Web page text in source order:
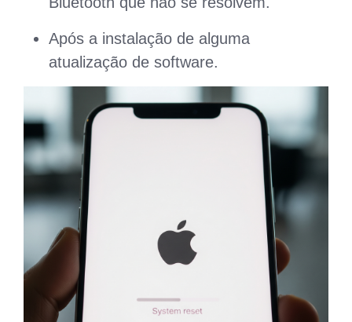
Após a instalação de alguma
atualização de software.